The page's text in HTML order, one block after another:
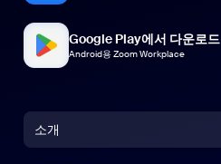
Google Play에서 다운로드
Android용 Zoom Workplace
소개